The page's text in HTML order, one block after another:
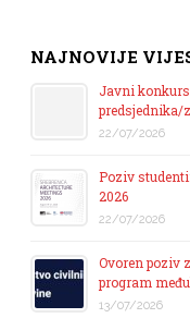
NAJNOVIJE
Javni
predsjednika/
22/07/2026
Poziv
2026
22/07/2026
Ovoren poziv
program
13/07/2026